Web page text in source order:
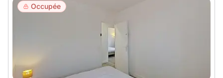
Nombre de chambres
chambres
disponibles
Espaces additionnels
Occupée